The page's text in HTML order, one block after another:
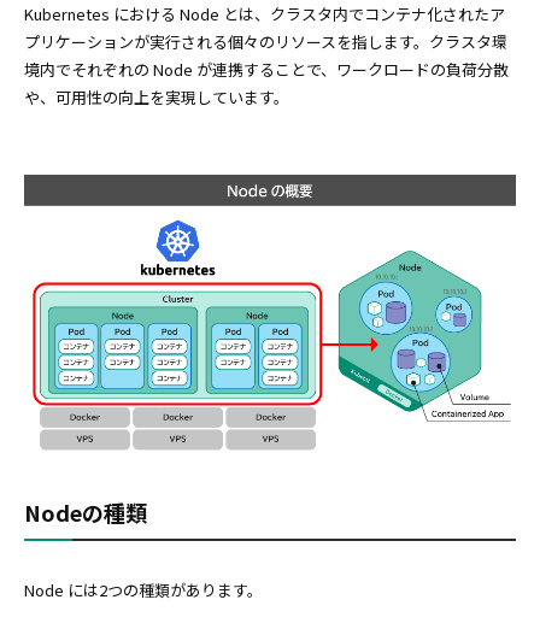
Kubernetes における Node とは、クラスタ内でコンテナ化されたア
プリケーションが実行される個々のリソースを指します。クラスタ環
境内でそれぞれの Node が連携することで、ワークロードの負荷分散
や、可用性の向上を実現しています。
Nodeの種類
Node には2つの種類があります。